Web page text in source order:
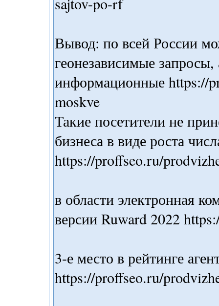
Вывод: по всей России
геонезависимые
информационные https://
moskve
Такие посетители не
бизнеса в виде роста
https://proffseo.ru/
в области электронная
версии Ruward 2022
3-е место в рейтинге
https://proffseo.ru/